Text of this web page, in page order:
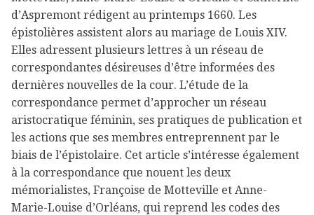
d’Aspremont rédigent au printemps 1660. Les
épistolières assistent alors au mariage de Louis XIV.
Elles adressent plusieurs lettres à un réseau de
correspondantes désireuses d’être informées des
dernières nouvelles de la cour. L’étude de la
correspondance permet d’approcher un réseau
aristocratique féminin, ses pratiques de publication et
les actions que ses membres entreprennent par le
biais de l’épistolaire. Cet article s’intéresse également
à la correspondance que nouent les deux
mémorialistes, Françoise de Motteville et Anne-
Marie-Louise d’Orléans, qui reprend les codes des